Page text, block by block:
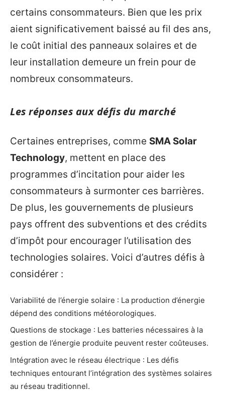
certains consommateurs. Bien que les prix
aient significativement baissé au fil des ans,
le coût initial des panneaux solaires et de
leur installation demeure un frein pour de
nombreux consommateurs.
Les réponses aux défis du marché
Certaines entreprises, comme SMA Solar
Technology, mettent en place des
programmes d’incitation pour aider les
consommateurs à surmonter ces barrières.
De plus, les gouvernements de plusieurs
pays offrent des subventions et des crédits
d’impôt pour encourager l’utilisation des
technologies solaires. Voici d’autres défis à
considérer :
Variabilité de l’énergie solaire : La production d’énergie
dépend des conditions météorologiques.
Questions de stockage : Les batteries nécessaires à la
gestion de l’énergie produite peuvent rester coûteuses.
Intégration avec le réseau électrique : Les défis
techniques entourant l’intégration des systèmes solaires
au réseau traditionnel.